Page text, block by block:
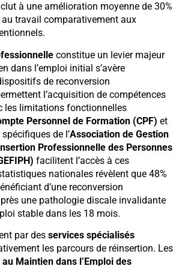
à une amélioration moyenne de 30%
travail comparativement aux
constitue un levier majeur
dans l’emploi initial s’avère
de reconversion
l’acquisition de compétences
les limitations fonctionnelles
Personnel de Formation (CPF) et
de l’Association de Gestion
Professionnelle des Personnes
facilitent l’accès à ces
nationales révèlent que 48%
d’une reconversion
une pathologie discale invalidante
stable dans les 18 mois.
par des services spécialisés
les parcours de réinsertion. Les
au Maintien dans l’Emploi des